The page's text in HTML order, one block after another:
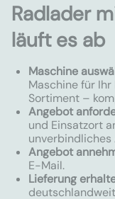
Radlader
läuft es ab
Maschine
Maschine für
Sortiment –
Angebot
und Einsatzort
unverbindliches
Angebot
E-Mail.
Lieferung